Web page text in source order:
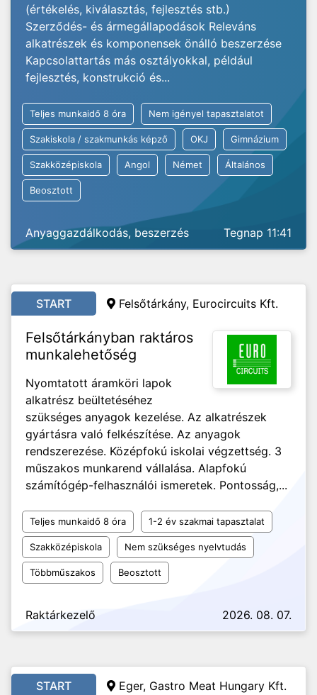
(értékelés, kiválasztás, fejlesztés stb.)
Szerződés- és ármegállapodások Releváns
alkatrészek és komponensek önálló beszerzése
Kapcsolattartás más osztályokkal, például
fejlesztés, konstrukció és...
Teljes munkaidő 8 óra Nem igényel tapasztalatot
Szakiskola / szakmunkás képző OKJ Gimnázium
Szakközépiskola Angol Német Általános
Beosztott
Anyaggazdálkodás, beszerzés Tegnap 11:41
START Felsőtárkány, Eurocircuits Kft.
Felsőtárkányban raktáros
munkalehetőség
Nyomtatott áramköri lapok
alkatrész beültetéséhez
szükséges anyagok kezelése. Az alkatrészek
gyártásra való felkészítése. Az anyagok
rendszerezése. Középfokú iskolai végzettség. 3
műszakos munkarend vállalása. Alapfokú
számítógép-felhasználói ismeretek. Pontosság,...
Teljes munkaidő 8 óra 1-2 év szakmai tapasztalat
Szakközépiskola Nem szükséges nyelvtudás
Többműszakos Beosztott
Raktárkezelő 2026. 08. 07.
START Eger, Gastro Meat Hungary Kft.